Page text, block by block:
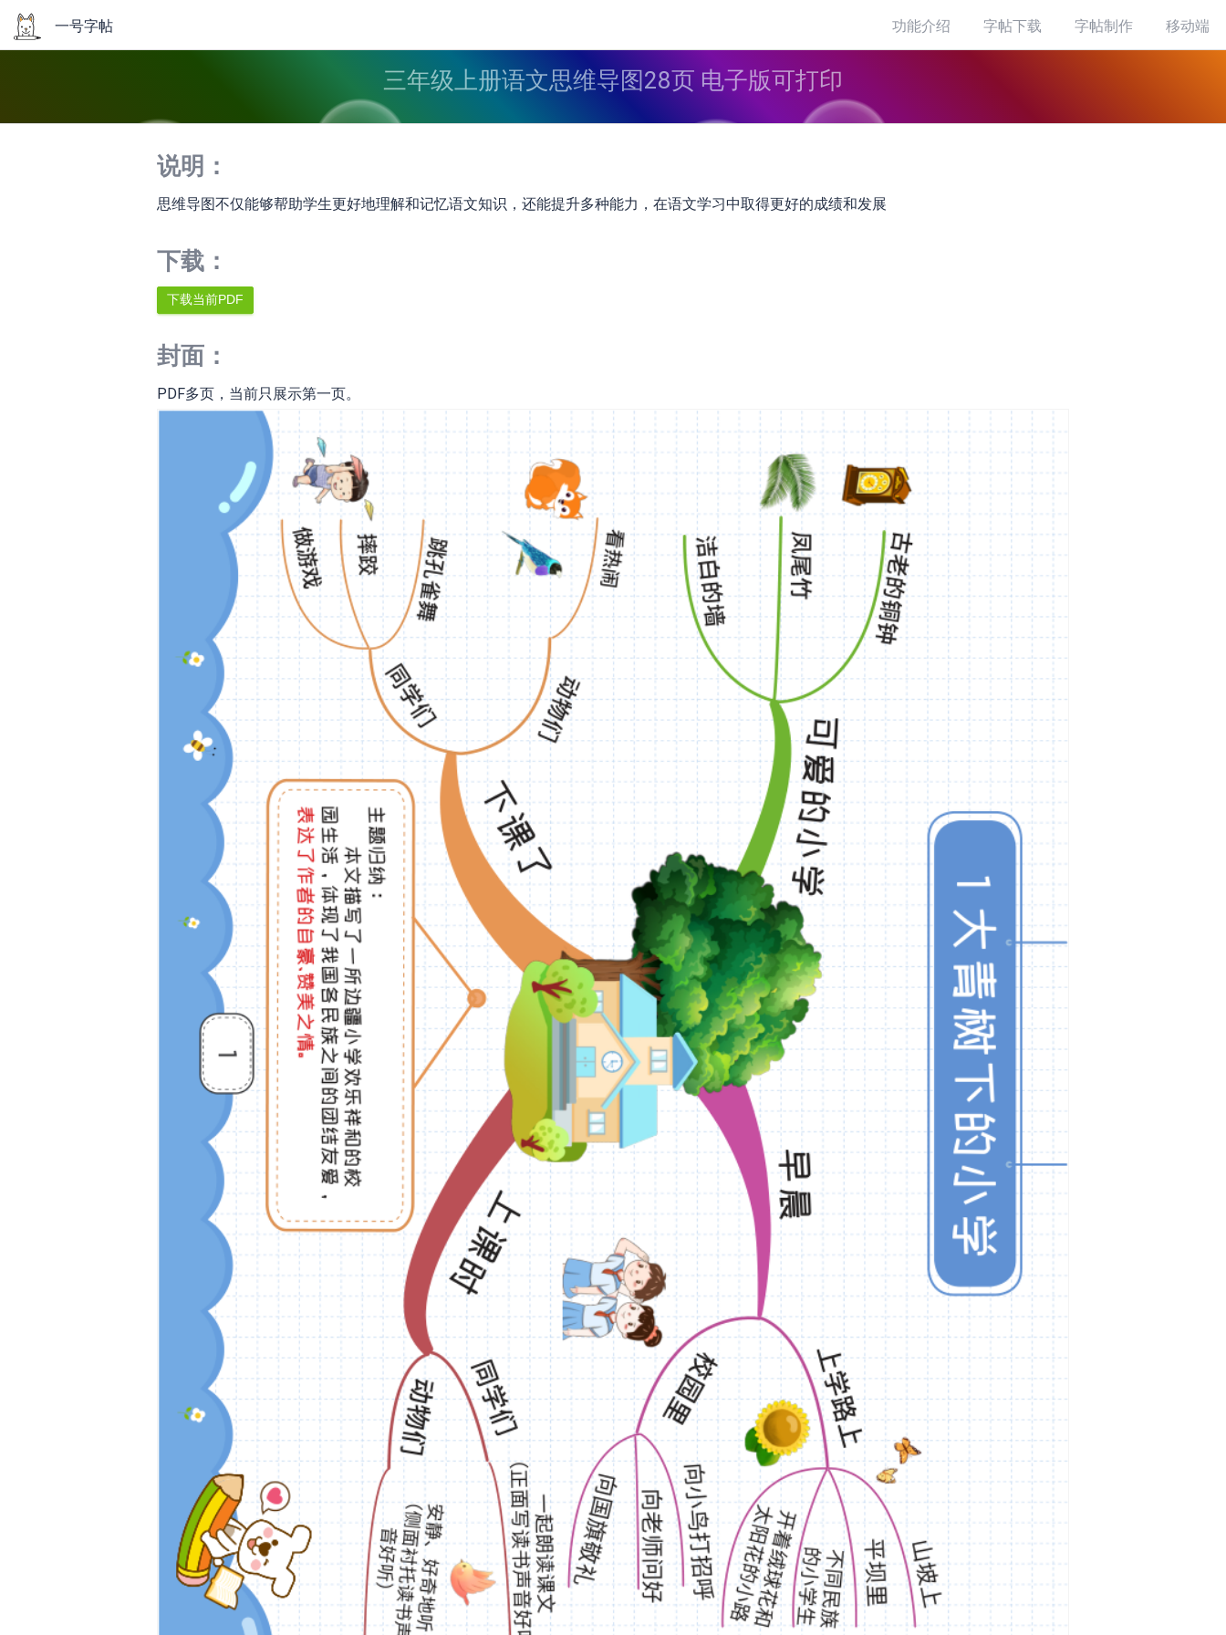
一号字帖 功能介绍 字帖下载 字帖制作 移动端
三年级上册语文思维导图28页 电子版可打印
说明：
思维导图不仅能够帮助学生更好地理解和记忆语文知识，还能提升多种能力，在语文学习中取得更好的成绩和发展
下载：
封面：
PDF多页，当前只展示第一页。